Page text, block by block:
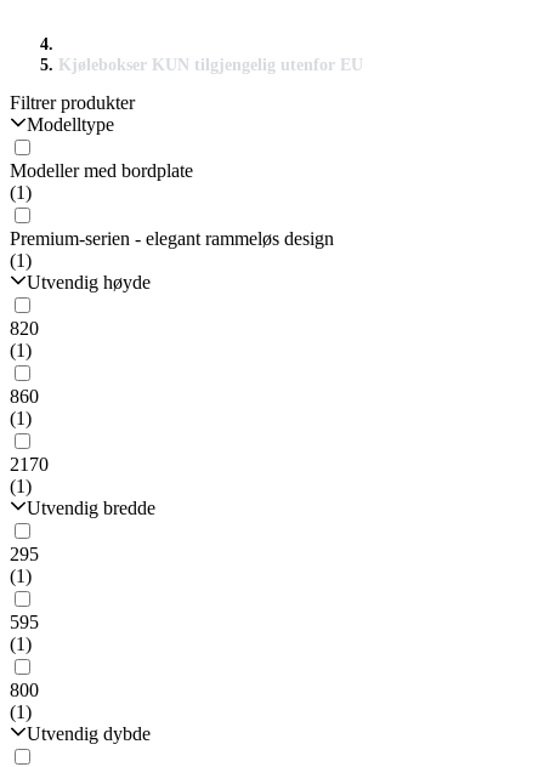
Kjølebokser KUN tilgjengelig utenfor EU
Filtrer produkter
Modelltype
Modeller med bordplate
(1)
Premium-serien - elegant rammeløs design
(1)
Utvendig høyde
820
(1)
860
(1)
2170
(1)
Utvendig bredde
295
(1)
595
(1)
800
(1)
Utvendig dybde